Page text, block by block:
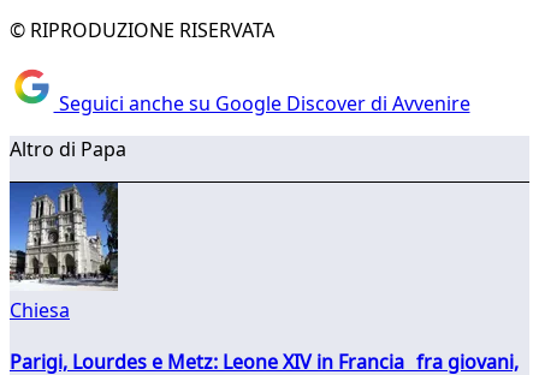
© RIPRODUZIONE RISERVATA
Seguici anche su Google Discover di Avvenire
Altro di Papa
Chiesa
Parigi, Lourdes e Metz: Leone XIV in Francia fra giovani,